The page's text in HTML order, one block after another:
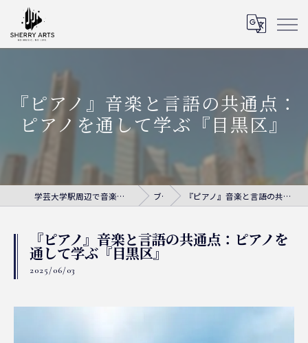
『ピアノ』音楽と言語の共通点：
ピアノを通して学ぶ『目黒区』
学芸大学駅周辺で音楽教室ならシェリー・アーツ音楽教室 ブログ 『ピアノ』音楽と言語の共通点：ピアノを通して学ぶ『目黒区』
『ピアノ』音楽と言語の共通点：ピアノを
通して学ぶ『目黒区』
2025/06/03